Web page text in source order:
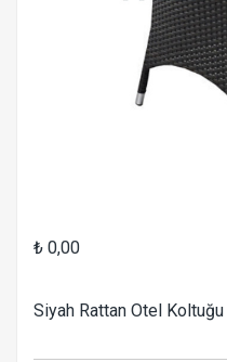
₺ 0,00
Siyah Rattan Otel Koltuğu